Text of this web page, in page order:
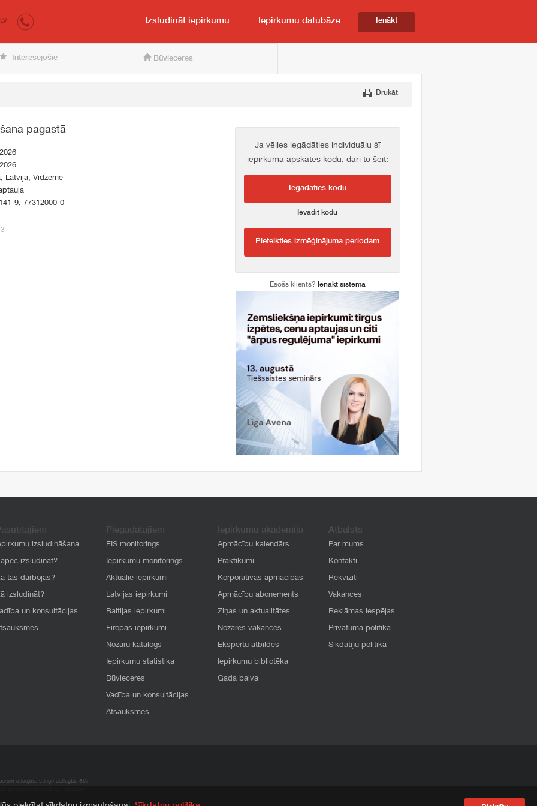
pircējam un pārdevējam
LV Izsludināt iepirkumu Iepirkumu datubāze Ienākt
Interesējošie Būvieceres
Drukāt
pagastā
Latvija, Vidzeme
9, 77312000-0
Ja vēlies iegādāties individuālu šī
iepirkuma apskates kodu, dari to šeit:
Iegādāties kodu
Ievadīt kodu
Pieteikties izmēģinājuma periodam
Esošs klients? Ienākt sistēmā
izsludināšana
izsludināt?
tas darbojas?
izsludināt?
un konsultācijas
Piegādātājiem
EIS monitorings
Iepirkumu monitorings
Aktuālie iepirkumi
Latvijas iepirkumi
Baltijas iepirkumi
Eiropas iepirkumi
Nozaru katalogs
Iepirkumu statistika
Būvieceres
Vadība un konsultācijas
Atsauksmes
Iepirkumu akadēmija
Apmācību kalendārs
Praktikumi
Korporatīvās apmācības
Apmācību abonements
Ziņas un aktualitātes
Nozares vakances
Ekspertu atbildes
Iepirkumu bibliotēka
Gada balva
Atbalsts
Par mums
Kontakti
Rekvizīti
Vakances
Reklāmas iespējas
Privātuma politika
Sīkdatņu politika
atļaujas, stingri aizliegta. SIA